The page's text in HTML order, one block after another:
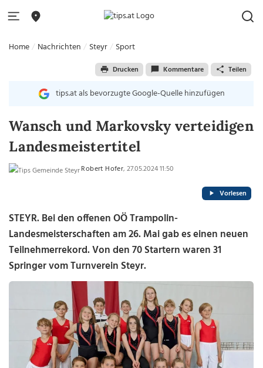
Home Nachrichten Steyr Sport
Drucken Kommentare Teilen
tips.at als bevorzugte Google-Quelle hinzufügen
Wansch und Markovsky verteidigen
Landesmeistertitel
Robert Hofer, 27.05.2024 11:50
Vorlesen
STEYR. Bei den offenen OÖ Trampolin-
Landesmeisterschaften am 26. Mai gab es einen neuen
Teilnehmerrekord. Von den 70 Startern waren 31
Springer vom Turnverein Steyr.